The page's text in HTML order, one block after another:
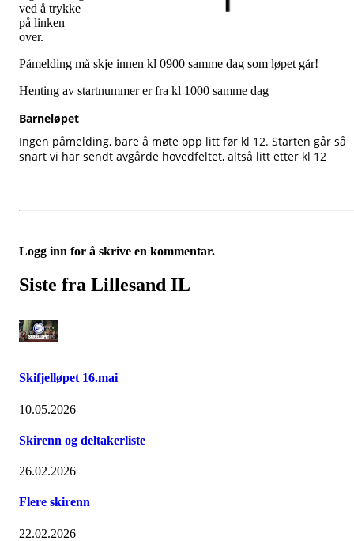
ved å trykke
på linken
over.
Påmelding må skje innen kl 0900 samme dag som løpet går!
Henting av startnummer er fra kl 1000 samme dag
Barneløpet
Ingen påmelding, bare å møte opp litt før kl 12. Starten går så
snart vi har sendt avgårde hovedfeltet, altså litt etter kl 12
Logg inn for å skrive en kommentar.
Siste fra Lillesand IL
Skifjelløpet 16.mai
10.05.2026
Skirenn og deltakerliste
26.02.2026
Flere skirenn
22.02.2026